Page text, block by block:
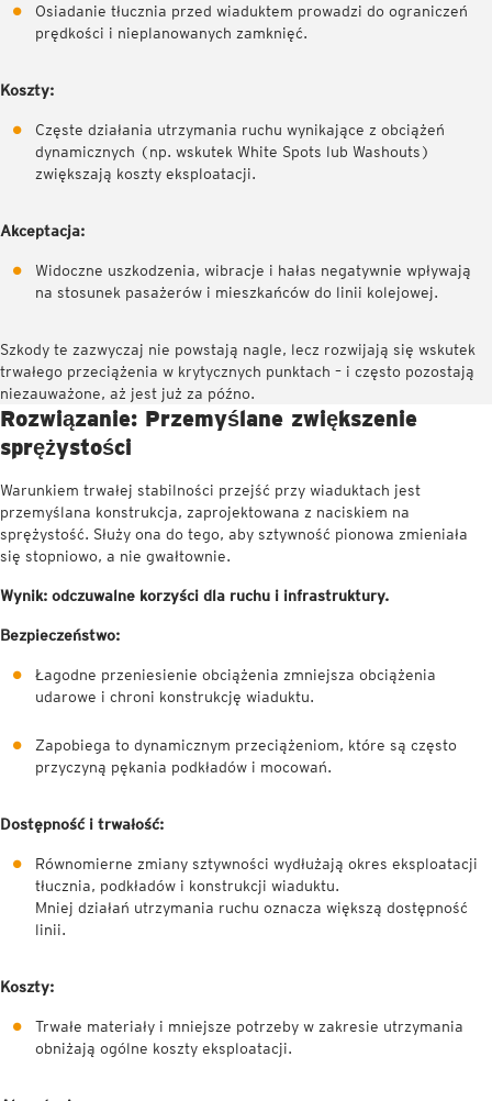
Osiadanie tłucznia przed wiaduktem prowadzi do ograniczeń
prędkości i nieplanowanych zamknięć.
Koszty:
Częste działania utrzymania ruchu wynikające z obciążeń
dynamicznych (np. wskutek White Spots lub Washouts)
zwiększają koszty eksploatacji.
Akceptacja:
Widoczne uszkodzenia, wibracje i hałas negatywnie wpływają
na stosunek pasażerów i mieszkańców do linii kolejowej.
Szkody te zazwyczaj nie powstają nagle, lecz rozwijają się wskutek
trwałego przeciążenia w krytycznych punktach – i często pozostają
niezauważone, aż jest już za późno.
Rozwiązanie: Przemyślane zwiększenie
sprężystości
Warunkiem trwałej stabilności przejść przy wiaduktach jest
przemyślana konstrukcja, zaprojektowana z naciskiem na
sprężystość. Służy ona do tego, aby sztywność pionowa zmieniała
się stopniowo, a nie gwałtownie.
Wynik: odczuwalne korzyści dla ruchu i infrastruktury.
Bezpieczeństwo:
Łagodne przeniesienie obciążenia zmniejsza obciążenia
udarowe i chroni konstrukcję wiaduktu.
Zapobiega to dynamicznym przeciążeniom, które są często
przyczyną pękania podkładów i mocowań.
Dostępność i trwałość:
Równomierne zmiany sztywności wydłużają okres eksploatacji
tłucznia, podkładów i konstrukcji wiaduktu.
Mniej działań utrzymania ruchu oznacza większą dostępność
linii.
Koszty:
Trwałe materiały i mniejsze potrzeby w zakresie utrzymania
obniżają ogólne koszty eksploatacji.